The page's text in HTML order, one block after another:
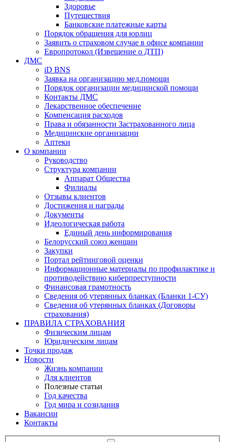
Здоровье
Путешествия
Банковские платежные карты
Порядок обращения для юрлиц
Заявить о страховом случае в офисе компании
Европротокол (Извещение о ДТП)
ДМС
iD BNS
Заявка на организацию мед.помощи
Порядок организации медицинской помощи
Контакты ДМС
Лекарственное обеспечение
Компенсация расходов
Права и обязанности Застрахованного лица
Медицинские организации
Аптеки
О компании
Руководство
Структура компании
Аппарат Общества
Филиалы
Отзывы клиентов
Достижения и награды
Документы
Идеологическая работа
Единый день информирования
Белорусский союз женщин
Закупки
Портал рейтинговой оценки
Информационные материалы по профилактике и
противодействию киберпреступности
Финансовая грамотность
Сведения об утерянных бланках (Бланки 1-СУ)
Сведения об утерянных бланках (Договоры
страхования)
ПРАВИЛА СТРАХОВАНИЯ
Физическим лицам
Юридическим лицам
Точки продаж
Новости
Жизнь компании
Для клиентов
Полезные статьи
Год качества
Год мира и созидания
Вакансии
Контакты